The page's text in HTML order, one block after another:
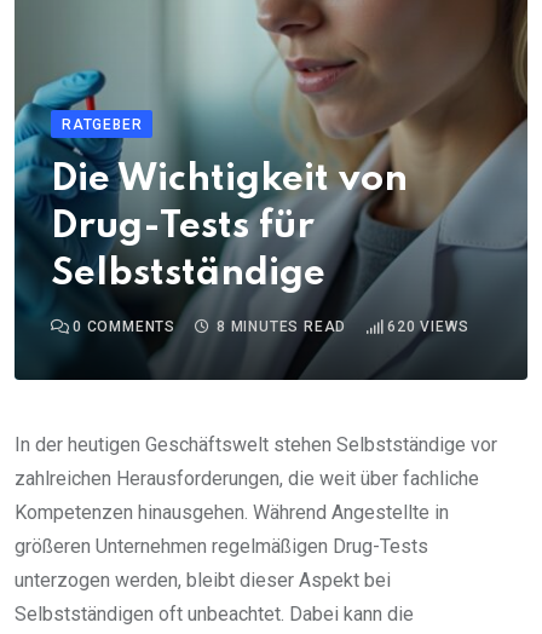
RATGEBER
Die Wichtigkeit von
Drug-Tests für
Selbstständige
0 COMMENTS 8 MINUTES READ 620 VIEWS
In der heutigen Geschäftswelt stehen Selbstständige vor
zahlreichen Herausforderungen, die weit über fachliche
Kompetenzen hinausgehen. Während Angestellte in
größeren Unternehmen regelmäßigen Drug-Tests
unterzogen werden, bleibt dieser Aspekt bei
Selbstständigen oft unbeachtet. Dabei kann die